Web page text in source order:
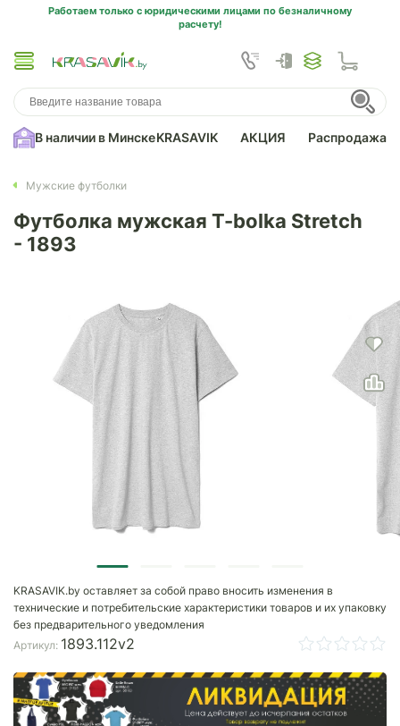
Работаем только с юридическими лицами по безналичному
расчету!
В наличии в МинскеKRASAVIK АКЦИЯ Распродажа
Мужские футболки
Футболка мужская T-bolka Stretch
- 1893
KRASAVIK.by оставляет за собой право вносить изменения в
технические и потребительские характеристики товаров и их упаковку
без предварительного уведомления
Артикул: 1893.112v2